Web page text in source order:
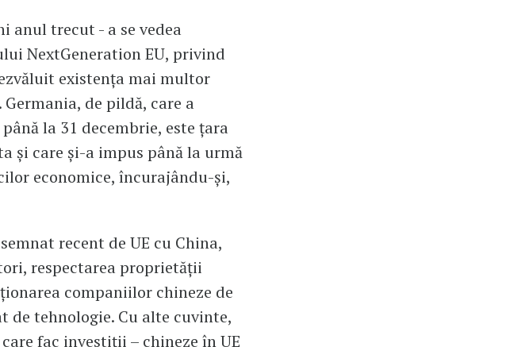
anul trecut - a se vedea
NextGeneration EU, privind
existența mai multor
de pildă, care a
la 31 decembrie, este țara
și care și-a impus până la urmă
economice, încurajându-și,
recent de UE cu China,
respectarea proprietății
companiilor chineze de
tehnologie. Cu alte cuvinte,
fac investiții – chineze în UE